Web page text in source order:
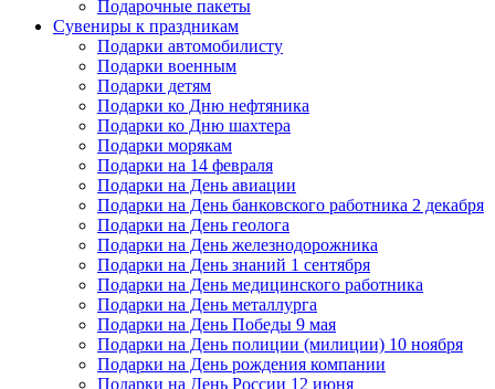
Подарочные пакеты
Сувениры к праздникам
Подарки автомобилисту
Подарки военным
Подарки детям
Подарки ко Дню нефтяника
Подарки ко Дню шахтера
Подарки морякам
Подарки на 14 февраля
Подарки на День авиации
Подарки на День банковского работника 2 декабря
Подарки на День геолога
Подарки на День железнодорожника
Подарки на День знаний 1 сентября
Подарки на День медицинского работника
Подарки на День металлурга
Подарки на День Победы 9 мая
Подарки на День полиции (милиции) 10 ноября
Подарки на День рождения компании
Подарки на День России 12 июня